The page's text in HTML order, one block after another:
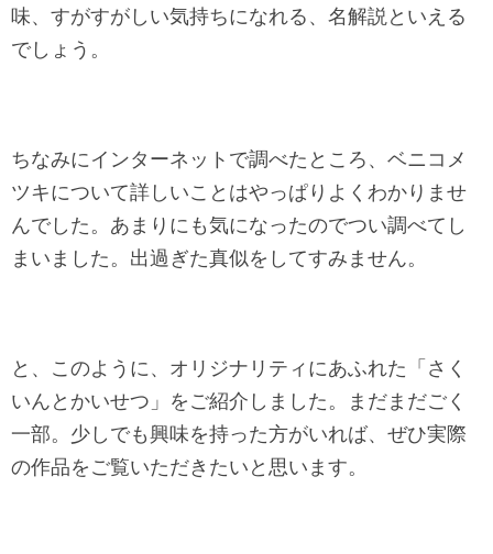
味、すがすがしい気持ちになれる、名解説といえる
でしょう。
ちなみにインターネットで調べたところ、ベニコメ
ツキについて詳しいことはやっぱりよくわかりませ
んでした。あまりにも気になったのでつい調べてし
まいました。出過ぎた真似をしてすみません。
と、このように、オリジナリティにあふれた「さく
いんとかいせつ」をご紹介しました。まだまだごく
一部。少しでも興味を持った方がいれば、ぜひ実際
の作品をご覧いただきたいと思います。